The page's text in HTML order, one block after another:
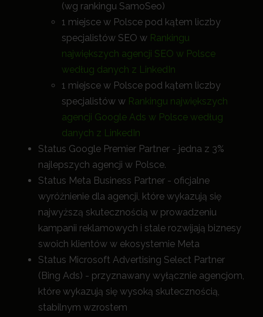
(wg rankingu SamoSeo)
1 miejsce w Polsce pod kątem liczby
specjalistów SEO w Rankingu
największych agencji SEO w Polsce
według danych z LinkedIn
1 miejsce w Polsce pod kątem liczby
specjalistów w Rankingu największych
agencji Google Ads w Polsce według
danych z LinkedIn
Status Google Premier Partner - jedna z 3%
najlepszych agencji w Polsce.
Status Meta Business Partner - oficjalne
wyróżnienie dla agencji, które wykazują się
najwyższą skutecznością w prowadzeniu
kampanii reklamowych i stale rozwijają biznesy
swoich klientów w ekosystemie Meta
Status Microsoft Advertising Select Partner
(Bing Ads) - przyznawany wyłącznie agencjom,
które wykazują się wysoką skutecznością,
stabilnym wzrostem